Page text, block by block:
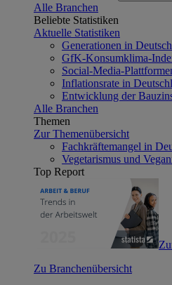
Alle Branchen
Beliebte Statistiken
Aktuelle Statistiken
Generationen in
GfK-Konsumklima-
Social-Media-
Inflationsrate in
Entwicklung der
Alle Branchen
Themen
Zur Themenübersicht
Fachkräftemangel in
Vegetarismus und
Top Report
Zu Branchenübersicht